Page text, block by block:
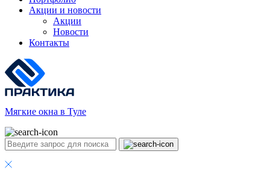
Акции и новости
Акции
Новости
Контакты
Мягкие окна в Туле